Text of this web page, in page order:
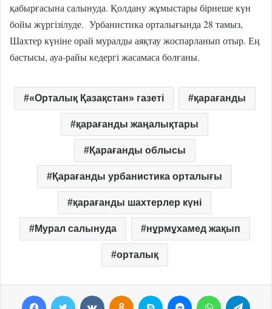
қабырғасына салынуда. Қолдану жұмыстары бірнеше күн
бойы жүргізілуде. Урбанистика орталығында 28 тамыз,
Шахтер күніне орай муралды аяқтау жоспарланып отыр. Ең
бастысы, ауа-райы кедергі жасамаса болғаны.
«Орталық Қазақстан» газеті қарағанды
қарағанды жаңалықтары
Қарағанды облысы
Қарағанды урбанистика орталығы
қарағанды шахтерлер күні
Мурал салынуда нұрмұхамед жақып
орталық